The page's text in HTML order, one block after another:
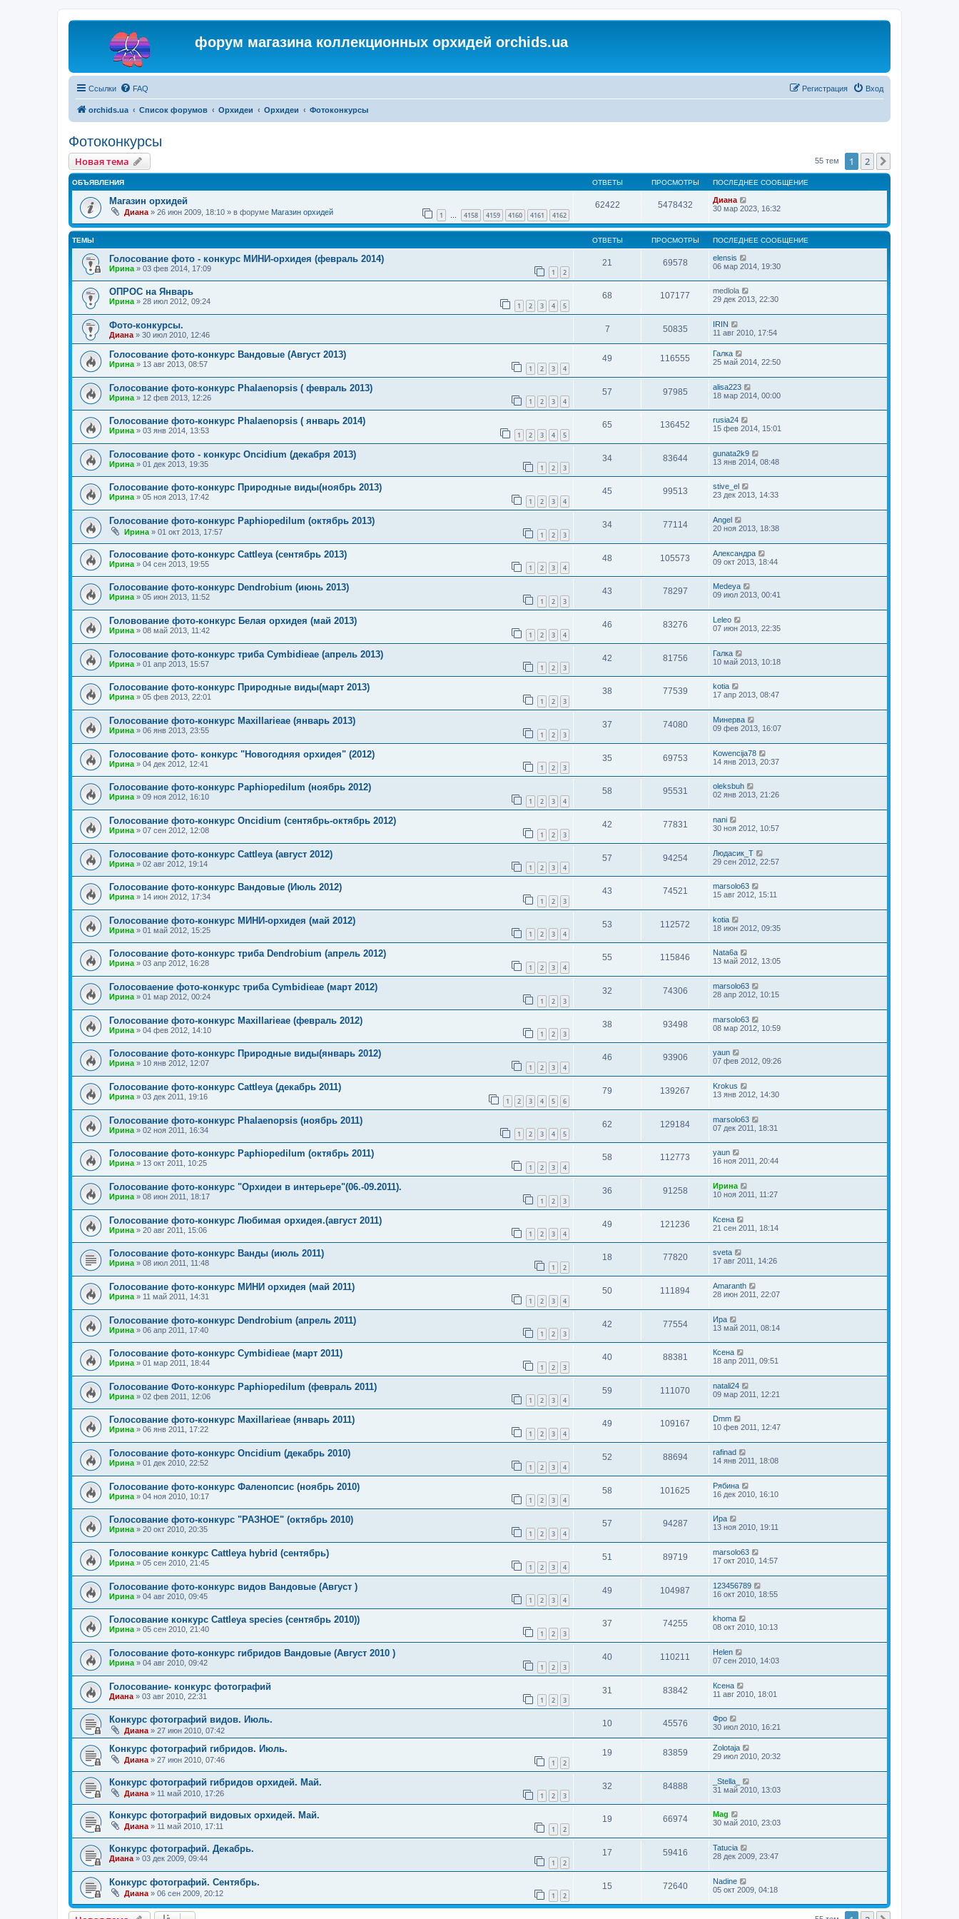
форум магазина коллекционных орхидей orchids.ua
Ссылки FAQ Вход
Регистрация
orchids.ua Список форумов Орхидеи Орхидеи Фотоконкурсы
Фотоконкурсы
Новая тема 55 тем 1 2
ОБЪЯВЛЕНИЯ ОТВЕТЫ ПРОСМОТРЫ ПОСЛЕДНЕЕ СООБЩЕНИЕ
Магазин орхидей
Диана » 26 июн 2009, 18:10 » в форуме Магазин орхидей 1 … 4158 4159 4160 4161 4162
62422 5478432
Диана
30 мар 2023, 16:32
ТЕМЫ ОТВЕТЫ ПРОСМОТРЫ ПОСЛЕДНЕЕ СООБЩЕНИЕ
Голосование фото - конкурс МИНИ-орхидея (февраль 2014)
Ирина » 03 фев 2014, 17:09 1 2
21 69578
elensis
06 мар 2014, 19:30
ОПРОС на Январь
Ирина » 28 июл 2012, 09:24 1 2 3 4 5
68 107177
medlola
29 дек 2013, 22:30
Фото-конкурсы.
Диана » 30 июл 2010, 12:46
7 50835
IRIN
11 авг 2010, 17:54
Голосование фото-конкурс Вандовые (Август 2013)
Ирина » 13 авг 2013, 08:57 1 2 3 4
49 116555
Галка
25 май 2014, 22:50
Голосование фото-конкурс Phalaenopsis ( февраль 2013)
Ирина » 12 фев 2013, 12:26 1 2 3 4
57 97985
alisa223
18 мар 2014, 00:00
Голосование фото-конкурс Phalaenopsis ( январь 2014)
Ирина » 03 янв 2014, 13:53 1 2 3 4 5
65 136452
rusia24
15 фев 2014, 15:01
Голосование фото - конкурс Oncidium (декабря 2013)
Ирина » 01 дек 2013, 19:35 1 2 3
34 83644
gunata2k9
13 янв 2014, 08:48
Голосование фото-конкурс Природные виды(ноябрь 2013)
Ирина» 05 ноя 2013, 17:42 1 2 3 4
45 99513
stive_el
23 дек 2013, 14:33
Голосование фото-конкурс Paphiopedilum (октябрь 2013)
Ирина » 01 окт 2013, 17:57 1 2 3
34 77114
Angel
20 ноя 2013, 18:38
Голосование фото-конкурс Cattleya (сентябрь 2013)
Ирина » 04 сен 2013, 19:55 1 2 3 4
48 105573
Александра
09 окт 2013, 18:44
Голосование фото-конкурс Dendrobium (июнь 2013)
Ирина» 05 июн 2013, 11:52 1 2 3
43 78297
Medeya
09 июл 2013, 00:41
Головование фото-конкурс Белая орхидея (май 2013)
Ирина » 08 май 2013, 11:42 1 2 3 4
46 83276
Leleo
07 июн 2013, 22:35
Голосование фото-конкурс триба Cymbidieae (апрель 2013)
Ирина » 01 апр 2013, 15:57 1 2 3
42 81756
Галка
10 май 2013, 10:18
Голосование фото-конкурс Природные виды(март 2013)
Ирина » 05 фев 2013, 22:01 1 2 3
38 77539
kotia
17 апр 2013, 08:47
Голосование фото-конкурс Maxillarieae (январь 2013)
Ирина » 06 янв 2013, 23:55 1 2 3
37 74080
Mинерва
09 фев 2013, 16:07
Голосование фото- конкурс "Новогодняя орхидея" (2012)
Ирина » 04 дек 2012, 12:41 1 2 3
35 69753
Kowencija78
14 янв 2013, 20:37
Голосование фото-конкурс Paphiopedilum (ноябрь 2012)
Ирина » 09 ноя 2012, 16:10 1 2 3 4
58 95531
oleksbuh
02 янв 2013, 21:26
Голосование фото-конкурс Oncidium (сентябрь-октябрь 2012)
Ирина » 07 сен 2012, 12:08 1 2 3
42 77831
nani
30 ноя 2012, 10:57
Голосование фото-конкурс Cattleya (август 2012)
Ирина » 02 авг 2012, 19:14 1 2 3 4
57 94254
Людасик_Т
29 сен 2012, 22:57
Голосование фото-конкурс Вандовые (Июль 2012)
Ирина » 14 июн 2012, 17:34 1 2 3
43 74521
marsolo63
15 авг 2012, 15:11
Голосование фото-конкурс МИНИ-орхидея (май 2012)
Ирина » 01 май 2012, 15:25 1 2 3 4
53 112572
kotia
18 июн 2012, 09:35
Голосование фото-конкурс триба Dendrobium (апрель 2012)
Ирина» 03 апр 2012, 16:28 1 2 3 4
55 115846
Nata6a
13 май 2012, 13:05
Голосоваение фото-конкурс триба Cymbidieae (март 2012)
Ирина » 01 мар 2012, 00:24 1 2 3
32 74306
marsolo63
28 апр 2012, 10:15
Голосование фото-конкурс Maxillarieae (февраль 2012)
Ирина » 04 фев 2012, 14:10 1 2 3
38 93498
marsolo63
08 мар 2012, 10:59
Голосование фото-конкурс Природные виды(январь 2012)
Ирина » 10 янв 2012, 12:07 1 2 3 4
46 93906
yaun
07 фев 2012, 09:26
Голосование фото-конкурс Cattleya (декабрь 2011)
Ирина » 03 дек 2011, 19:16 1 2 3 4 5 6
79 139267
Krokus
13 янв 2012, 14:30
Голосование фото-конкурс Phalaenopsis (ноябрь 2011)
Ирина » 02 ноя 2011, 16:34 1 2 3 4 5
62 129184
marsolo63
07 дек 2011, 18:31
Голосование фото-конкурс Paphiopedilum (октябрь 2011)
Ирина » 13 окт 2011, 10:25 1 2 3 4
58 112773
yaun
16 ноя 2011, 20:44
Голосование фото-конкурс "Орхидеи в интерьере"(06.-09.2011).
Ирина » 08 июн 2011, 18:17 1 2 3
36 91258
Ирина
10 ноя 2011, 11:27
Голосование фото-конкурс Любимая орхидея.(август 2011)
Ирина » 20 авг 2011, 15:06 1 2 3 4
49 121236
Ксена
21 сен 2011, 18:14
Голосование фото-конкурс Ванды (июль 2011)
Ирина » 08 июл 2011, 11:48 1 2
18 77820
sveta
17 авг 2011, 14:26
Голосование фото-конкурс МИНИ орхидея (май 2011)
Ирина » 11 май 2011, 14:31 1 2 3 4
50 111894
Amaranth
28 июн 2011, 22:07
Голосование фото-конкурс Dendrobium (апрель 2011)
Ирина » 06 апр 2011, 17:40 1 2 3
42 77554
Ира
13 май 2011, 08:14
Голосование фото-конкурс Cymbidieae (март 2011)
Ирина » 01 мар 2011, 18:44 1 2 3
40 88381
Ксена
18 апр 2011, 09:51
Голосование Фото-конкурс Paphiopedilum (февраль 2011)
Ирина » 02 фев 2011, 12:06 1 2 3 4
59 111070
natali24
09 мар 2011, 12:21
Голосование фото-конкурс Maxillarieae (январь 2011)
Ирина» 06 янв 2011, 17:22 1 2 3 4
49 109167
Dmm
10 фев 2011, 12:47
Голосование фото-конкурс Oncidium (декабрь 2010)
Ирина » 01 дек 2010, 22:52 1 2 3 4
52 88694
rafinad
14 янв 2011, 18:08
Голосование фото-конкурс Фаленопсис (ноябрь 2010)
Ирина » 04 ноя 2010, 10:17 1 2 3 4
58 101625
Рябина
16 дек 2010, 16:10
Голосование фото-конкурс "РАЗНОЕ" (октябрь 2010)
Ирина » 20 окт 2010, 20:35 1 2 3 4
57 94287
Ира
13 ноя 2010, 19:11
Голосование конкурс Cattleya hybrid (сентябрь)
Ирина » 05 сен 2010, 21:45 1 2 3 4
51 89719
marsolo63
17 окт 2010, 14:57
Голосование фото-конкурс видов Вандовые (Август )
Ирина » 04 авг 2010, 09:45 1 2 3 4
49 104987
123456789
16 окт 2010, 18:55
Голосование конкурс Cattleya speсies (сентябрь 2010))
Ирина » 05 сен 2010, 21:40 1 2 3
37 74255
khoma
08 окт 2010, 10:13
Голосование фото-конкурс гибридов Вандовые (Август 2010 )
Ирина » 04 авг 2010, 09:42 1 2 3
40 110211
Helen
07 сен 2010, 14:03
Голосование- конкурс фотографий
Диана » 03 авг 2010, 22:31 1 2 3
31 83842
Ксена
11 авг 2010, 18:01
Конкурс фотографий видов. Июль.
Диана » 27 июн 2010, 07:42
10 45576
Фро
30 июл 2010, 16:21
Конкурс фотографий гибридов. Июль.
Диана » 27 июн 2010, 07:46 1 2
19 83859
Zolotaja
29 июл 2010, 20:32
Конкурс фотографий гибридов орхидей. Май.
Диана » 11 май 2010, 17:26 1 2 3
32 84888
_Stella_
31 май 2010, 13:03
Конкурс фотографий видовых орхидей. Май.
Диана» 11 май 2010, 17:11 1 2
19 66974
Mag
30 май 2010, 23:03
Конкурс фотографий. Декабрь.
Диана » 03 дек 2009, 09:44 1 2
17 59416
Tatucia
28 дек 2009, 23:47
Конкурс фотографий. Сентябрь.
Диана » 06 сен 2009, 20:12 1 2
15 72640
Nadine
05 окт 2009, 04:18